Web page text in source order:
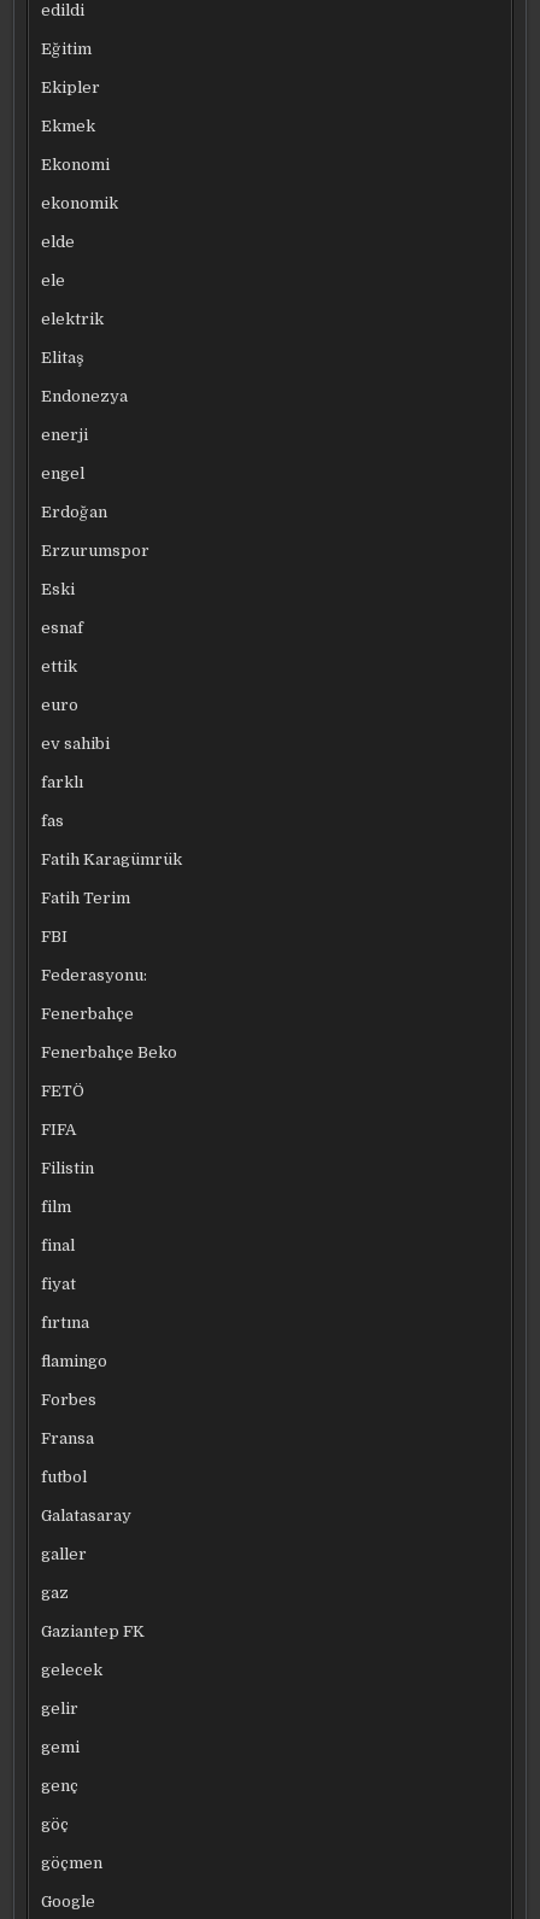
edildi
Eğitim
Ekipler
Ekmek
Ekonomi
ekonomik
elde
ele
elektrik
Elitaş
Endonezya
enerji
engel
Erdoğan
Erzurumspor
Eski
esnaf
ettik
euro
ev sahibi
farklı
fas
Fatih Karagümrük
Fatih Terim
FBI
Federasyonu:
Fenerbahçe
Fenerbahçe Beko
FETÖ
FIFA
Filistin
film
final
fiyat
fırtına
flamingo
Forbes
Fransa
futbol
Galatasaray
galler
gaz
Gaziantep FK
gelecek
gelir
gemi
genç
göç
göçmen
Google